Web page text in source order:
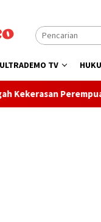
TV
Perempuan dan TPPO